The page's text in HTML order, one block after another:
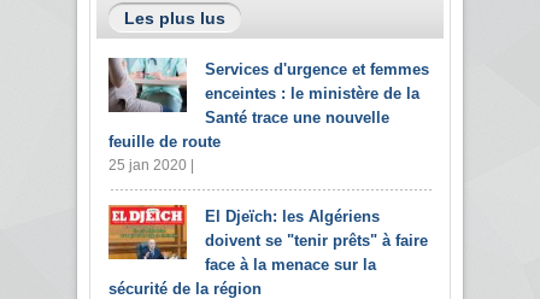
Les plus lus
Services d'urgence et femmes
enceintes : le ministère de la
Santé trace une nouvelle
feuille de route
25 jan 2020 |
El Djeïch: les Algériens
doivent se "tenir prêts" à faire
face à la menace sur la
sécurité de la région